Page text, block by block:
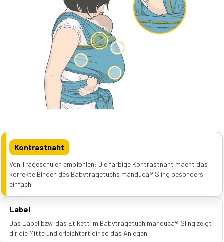
Kontrastnaht
Von Trageschulen empfohlen: Die farbige Kontrastnaht macht das
korrekte Binden des Babytragetuchs manduca® Sling besonders
einfach.
Label
Das Label bzw. das Etikett im Babytragetuch manduca® Sling zeigt
dir die Mitte und erleichtert dir so das Anlegen.